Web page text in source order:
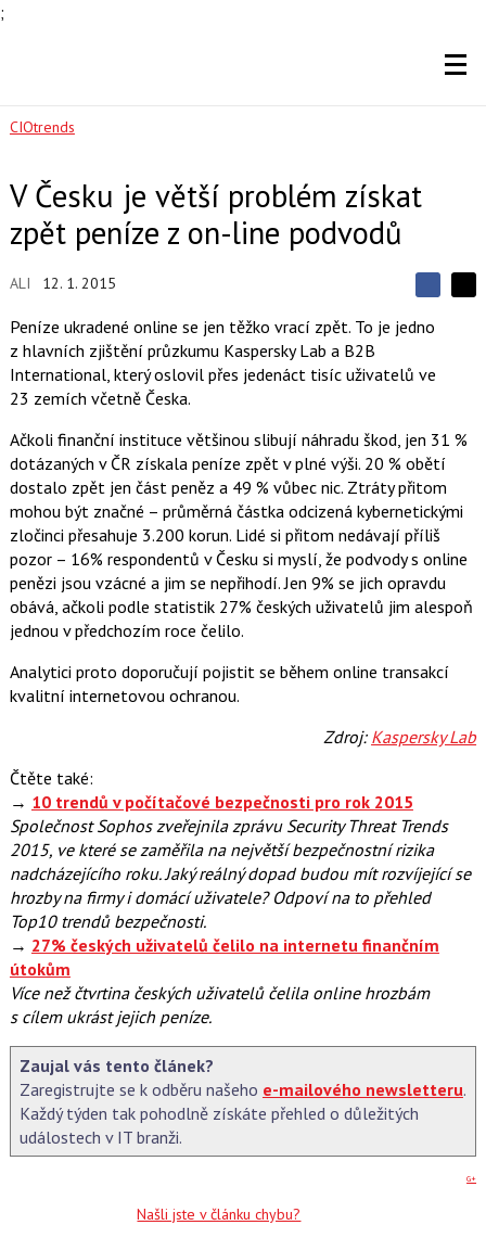
;
CIOtrends
V Česku je větší problém získat
zpět peníze z on-line podvodů
ALI 12. 1. 2015
S
d
l
t
S
í
j
a
F
c
e
b
o
o
u
n
a
Peníze ukradené online se jen těžko vrací zpět. To je jedno
z hlavních zjištění průzkumu Kaspersky Lab a B2B
International, který oslovil přes jedenáct tisíc uživatelů ve
23 zemích včetně Česka.
Ačkoli finanční instituce většinou slibují náhradu škod, jen 31 %
dotázaných v ČR získala peníze zpět v plné výši. 20 % obětí
dostalo zpět jen část peněz a 49 % vůbec nic. Ztráty přitom
mohou být značné – průměrná částka odcizená kybernetickými
zločinci přesahuje 3.200 korun. Lidé si přitom nedávají příliš
pozor – 16% respondentů v Česku si myslí, že podvody s online
penězi jsou vzácné a jim se nepřihodí. Jen 9% se jich opravdu
obává, ačkoli podle statistik 27% českých uživatelů jim alespoň
jednou v předchozím roce čelilo.
Analytici proto doporučují pojistit se během online transakcí
kvalitní internetovou ochranou.
Zdroj: Kaspersky Lab
Čtěte také:
→ 10 trendů v počítačové bezpečnosti pro rok 2015
Společnost Sophos zveřejnila zprávu Security Threat Trends
2015, ve které se zaměřila na největší bezpečnostní rizika
nadcházejícího roku. Jaký reálný dopad budou mít rozvíjející se
hrozby na firmy i domácí uživatele? Odpoví na to přehled
Top10 trendů bezpečnosti.
→ 27% českých uživatelů čelilo na internetu finančním
útokům
Více než čtvrtina českých uživatelů čelila online hrozbám
s cílem ukrást jejich peníze.
Zaujal vás tento článek?
Zaregistrujte se k odběru našeho e-mailového newsletteru.
Každý týden tak pohodlně získáte přehled o důležitých
událostech v IT branži.
G+
Našli jste v článku chybu?